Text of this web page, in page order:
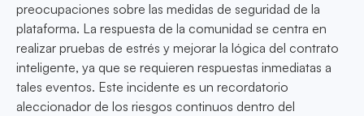
preocupaciones sobre las medidas de seguridad de la
plataforma. La respuesta de la comunidad se centra en
realizar pruebas de estrés y mejorar la lógica del contrato
inteligente, ya que se requieren respuestas inmediatas a
tales eventos. Este incidente es un recordatorio
aleccionador de los riesgos continuos dentro del